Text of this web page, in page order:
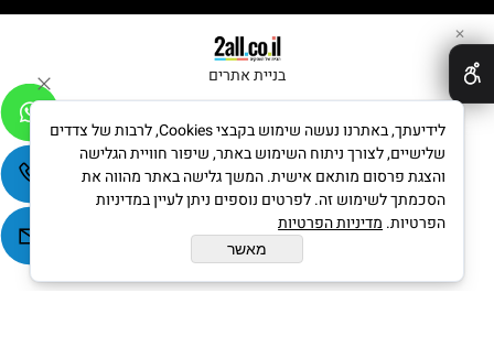
בניית אתרים
✕
לידיעתך, באתרנו נעשה שימוש בקבצי Cookies, לרבות של צדדים
שלישיים, לצורך ניתוח השימוש באתר, שיפור חוויית הגלישה
והצגת פרסום מותאם אישית. המשך גלישה באתר מהווה את
הסכמתך לשימוש זה. לפרטים נוספים ניתן לעיין במדיניות
הפרטיות. מדיניות הפרטיות
מאשר